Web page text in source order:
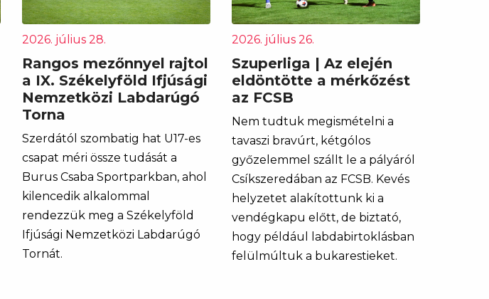
2026. július 28.
Rangos mezőnnyel rajtol
a IX. Székelyföld Ifjúsági
Nemzetközi Labdarúgó
Torna
Szerdától szombatig hat U17-es
csapat méri össze tudását a
Burus Csaba Sportparkban, ahol
kilencedik alkalommal
rendezzük meg a Székelyföld
Ifjúsági Nemzetközi Labdarúgó
Tornát.
2026. július 26.
Szuperliga | Az elején
eldöntötte a mérkőzést
az FCSB
Nem tudtuk megismételni a
tavaszi bravúrt, kétgólos
győzelemmel szállt le a pályáról
Csíkszeredában az FCSB. Kevés
helyzetet alakítottunk ki a
vendégkapu előtt, de biztató,
hogy például labdabirtoklásban
felülmúltuk a bukarestieket.